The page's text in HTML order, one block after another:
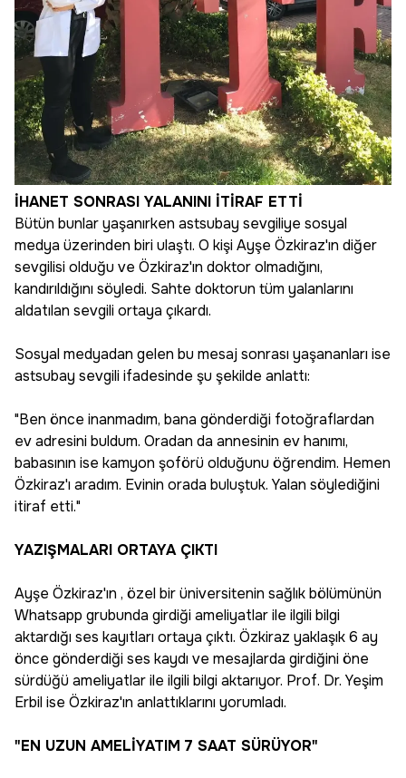
İHANET SONRASI YALANINI İTİRAF ETTİ
Bütün bunlar yaşanırken astsubay sevgiliye sosyal
medya üzerinden biri ulaştı. O kişi Ayşe Özkiraz'ın diğer
sevgilisi olduğu ve Özkiraz'ın doktor olmadığını,
kandırıldığını söyledi. Sahte doktorun tüm yalanlarını
aldatılan sevgili ortaya çıkardı.
Sosyal medyadan gelen bu mesaj sonrası yaşananları ise
astsubay sevgili ifadesinde şu şekilde anlattı:
"Ben önce inanmadım, bana gönderdiği fotoğraflardan
ev adresini buldum. Oradan da annesinin ev hanımı,
babasının ise kamyon şoförü olduğunu öğrendim. Hemen
Özkiraz'ı aradım. Evinin orada buluştuk. Yalan söylediğini
itiraf etti."
YAZIŞMALARI ORTAYA ÇIKTI
Ayşe Özkiraz'ın , özel bir üniversitenin sağlık bölümünün
Whatsapp grubunda girdiği ameliyatlar ile ilgili bilgi
aktardığı ses kayıtları ortaya çıktı. Özkiraz yaklaşık 6 ay
önce gönderdiği ses kaydı ve mesajlarda girdiğini öne
sürdüğü ameliyatlar ile ilgili bilgi aktarıyor. Prof. Dr. Yeşim
Erbil ise Özkiraz'ın anlattıklarını yorumladı.
"EN UZUN AMELİYATIM 7 SAAT SÜRÜYOR"